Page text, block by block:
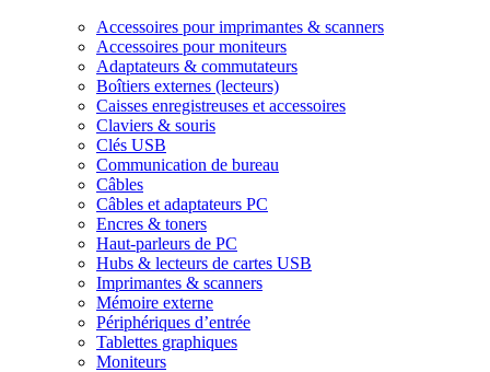
Accessoires pour imprimantes & scanners
Accessoires pour moniteurs
Adaptateurs & commutateurs
Boîtiers externes (lecteurs)
Caisses enregistreuses et accessoires
Claviers & souris
Clés USB
Communication de bureau
Câbles
Câbles et adaptateurs PC
Encres & toners
Haut-parleurs de PC
Hubs & lecteurs de cartes USB
Imprimantes & scanners
Mémoire externe
Périphériques d’entrée
Tablettes graphiques
Moniteurs